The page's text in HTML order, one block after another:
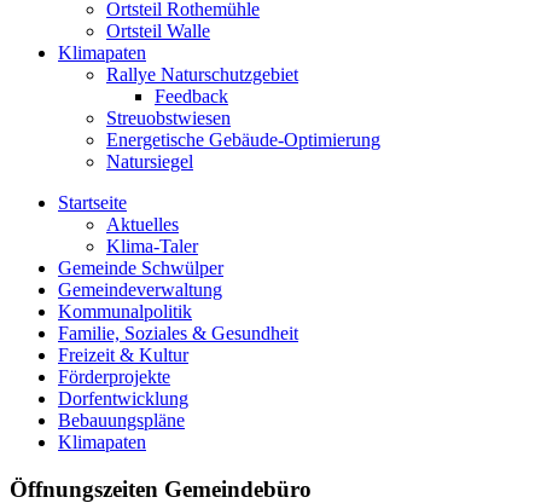
Ortsteil Rothemühle
Ortsteil Walle
Klimapaten
Rallye Naturschutzgebiet
Feedback
Streuobstwiesen
Energetische Gebäude-Optimierung
Natursiegel
Startseite
Aktuelles
Klima-Taler
Gemeinde Schwülper
Gemeindeverwaltung
Kommunalpolitik
Familie, Soziales & Gesundheit
Freizeit & Kultur
Förderprojekte
Dorfentwicklung
Bebauungspläne
Klimapaten
Öffnungszeiten Gemeindebüro